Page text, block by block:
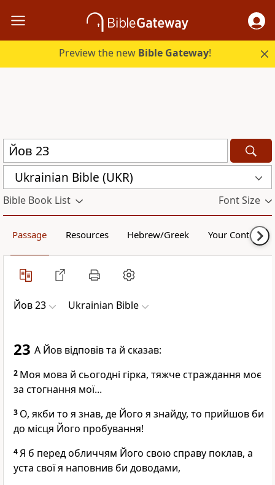
Preview the new Bible Gateway!
Ukrainian Bible (UKR)
Bible Book List Font Size
Passage Resources Hebrew/Greek Your Content
Йов 23 Ukrainian Bible
23 А Йов відповів та й сказав:
2 Моя мова й сьогодні гірка, тяжче страждання моє
за стогнання мої...
3 О, якби то я знав, де Його я знайду, то прийшов би
до місця Його пробування!
4Я б перед обличчям Його свою справу поклав, а
уста свої я наповнив би доводами,